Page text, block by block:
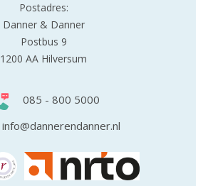
Postadres:
Danner & Danner
Postbus 9
1200 AA Hilversum
085 - 800 5000
info@dannerendanner.nl